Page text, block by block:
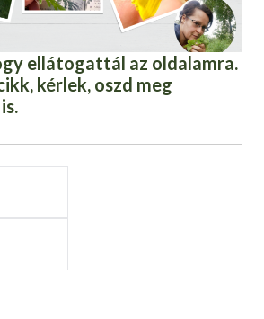
ellátogattál az oldalamra.
kérlek, oszd meg